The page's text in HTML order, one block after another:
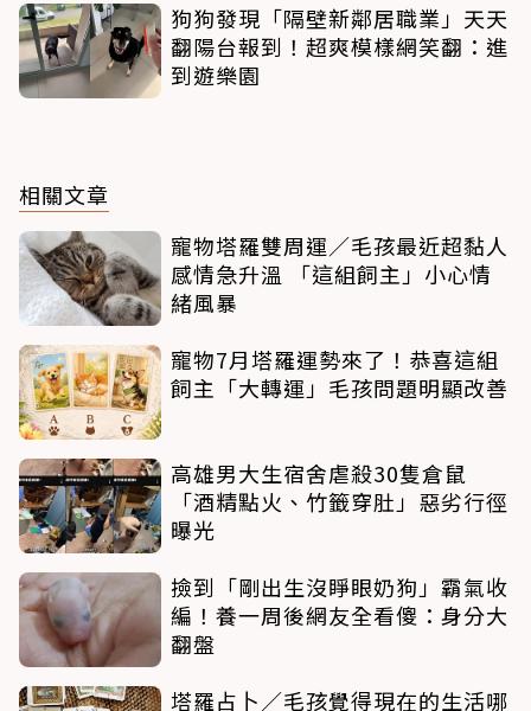
狗狗發現「隔壁新鄰居職業」天天
翻陽台報到！超爽模樣網笑翻：進
到遊樂園
相關文章
寵物塔羅雙周運／毛孩最近超黏人
感情急升溫 「這組飼主」小心情
緒風暴
寵物7月塔羅運勢來了！恭喜這組
飼主「大轉運」毛孩問題明顯改善
高雄男大生宿舍虐殺30隻倉鼠
「酒精點火、竹籤穿肚」惡劣行徑
曝光
撿到「剛出生沒睜眼奶狗」霸氣收
編！養一周後網友全看傻：身分大
翻盤
塔羅占卜／毛孩覺得現在的生活哪